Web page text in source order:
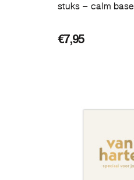
stuks – calm base
€7,95